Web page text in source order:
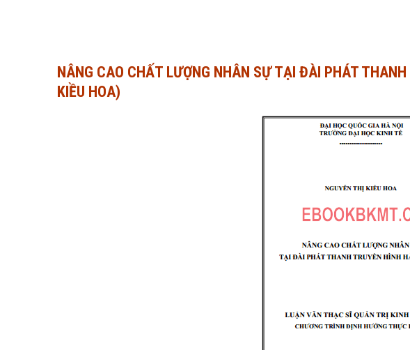
NÂNG CAO CHẤT LƯỢNG NHÂN SỰ TẠI ĐÀI PHÁT THANH
KIỀU HOA)